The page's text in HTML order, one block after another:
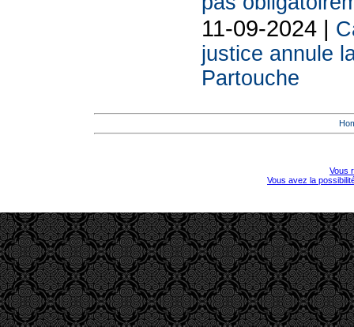
11-09-2024 |
justice annule
Partouche
Vous
Vous avez la